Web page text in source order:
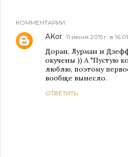
КОММЕНТАРИИ
AKor 11 июня 2015 г. в 16:01
Доран, Лурман и
окучены )) А "Пустую
люблю, поэтому
вообще вынесло.
ОТВЕТИТЬ